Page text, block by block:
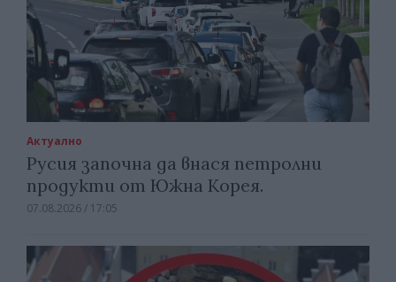
Актуално
Русия започна да внася петролни
продукти от Южна Корея.
07.08.2026 / 17:05